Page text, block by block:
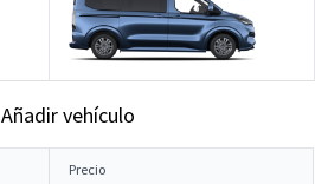
Añadir vehículo
Precio